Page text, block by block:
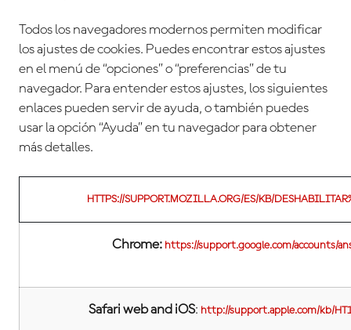
Todos los navegadores modernos permiten modificar
los ajustes de cookies. Puedes encontrar estos ajustes
en el menú de “opciones” o “preferencias” de tu
navegador. Para entender estos ajustes, los siguientes
enlaces pueden servir de ayuda, o también puedes
usar la opción “Ayuda” en tu navegador para obtener
más detalles.
HTTPS://SUPPORT.MOZILLA.ORG/ES/KB/
Chrome: https://support.google.com/accounts/
Safari web and iOS: http://support.apple.com/kb/